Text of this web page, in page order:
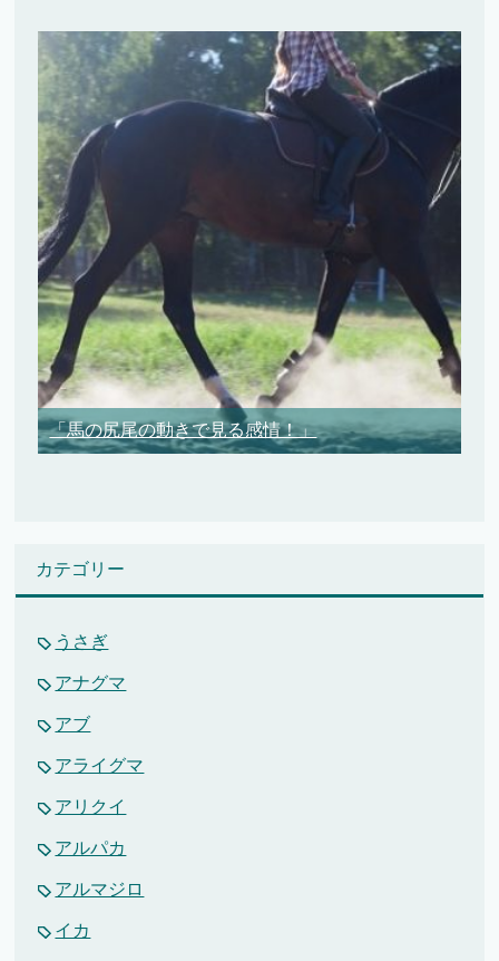
「馬の尻尾の動きで見る感情！」
カテゴリー
うさぎ
アナグマ
アブ
アライグマ
アリクイ
アルパカ
アルマジロ
イカ